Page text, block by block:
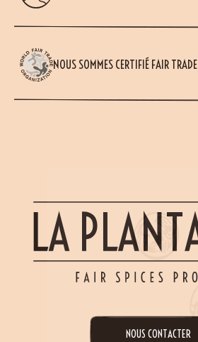
NOUS SOMMES CERTIFIÉ FAIR TRADE
NOUS CONTACTER